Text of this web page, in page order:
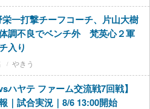
栄一打撃チーフコーチ、片山大樹
調不良でベンチ外 梵英心２軍
入り
やきう
ハヤテ ファーム交流戦7回戦】
｜試合実況｜8/6 13:00開始